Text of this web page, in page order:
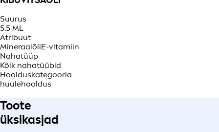
Suurus
5.5 ML
Atribuut
MineraalõliE-vitamiin
Nahatüüp
Kõik nahatüübid
Hoolduskategooria
huulehooldus
Toote
üksikasjad